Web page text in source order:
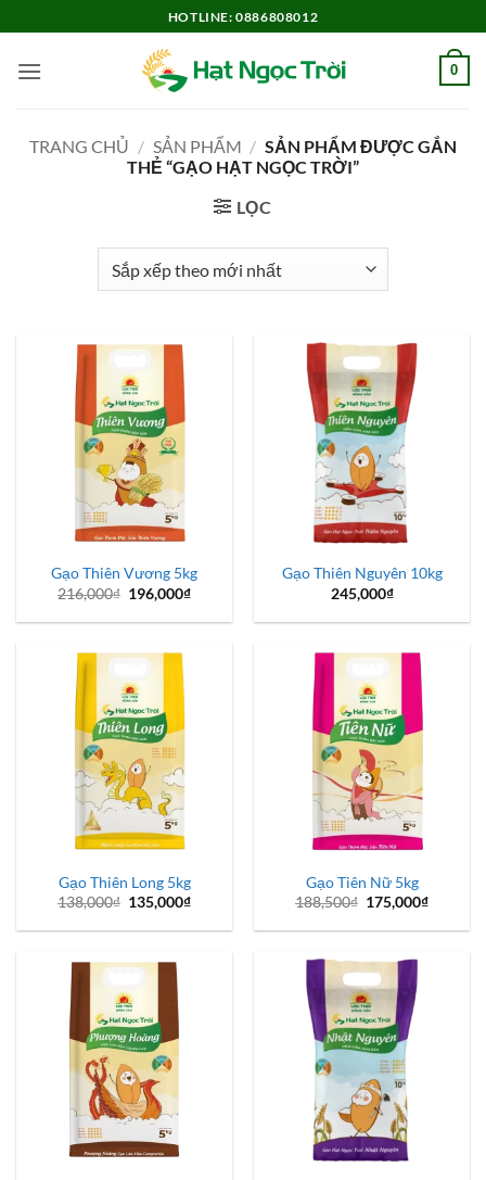
qua
nội
HOTLINE: 0886808012
0
TRANG CHỦ / SẢN PHẨM / SẢN PHẨM ĐƯỢC GẮN
THẺ “GẠO HẠT NGỌC TRỜI”
LỌC
Gạo Thiên Vương 5kg
216,000₫ Giá
là:
196,000₫Giá
tại
Gạo Thiên Nguyên 10kg
245,000₫
Gạo Thiên Long 5kg
138,000₫ Giá
là:
135,000₫Giá
tại
Gạo Tiên Nữ 5kg
188,500₫ Giá
là:
175,000₫Giá
tại